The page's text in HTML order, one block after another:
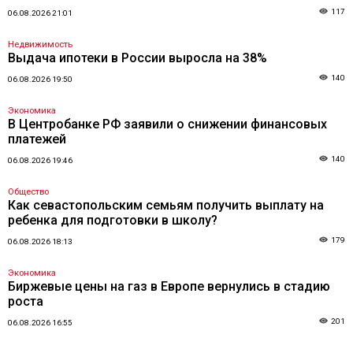
06.08.2026 21:01 117
Недвижимость
Выдача ипотеки в России выросла на 38%
06.08.2026 19:50 140
Экономика
В Центробанке РФ заявили о снижении финансовых
платежей
06.08.2026 19:46 140
Общество
Как севастопольским семьям получить выплату на
ребенка для подготовки в школу?
06.08.2026 18:13 179
Экономика
Биржевые цены на газ в Европе вернулись в стадию
роста
06.08.2026 16:55 201